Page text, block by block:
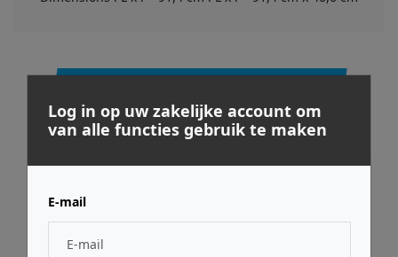
Log in op uw zakelijke account om
van alle functies gebruik te maken
E-mail